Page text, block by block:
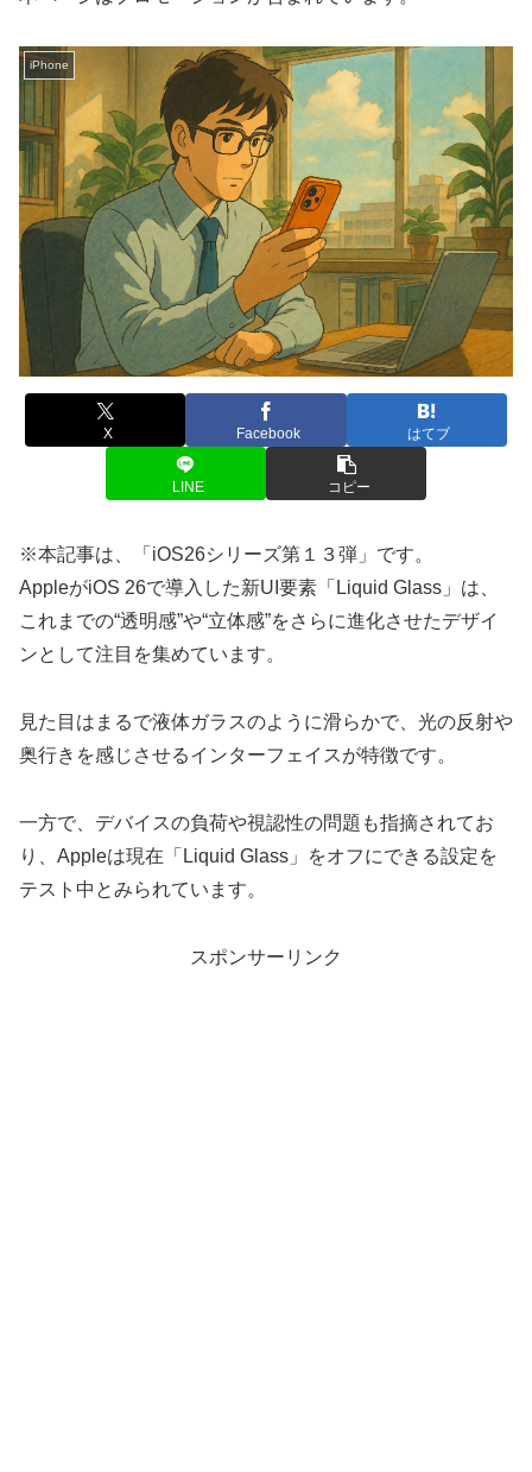
iPhone
X Facebook はてブ
LINE コピー
※本記事は、「iOS26シリーズ第１３弾」です。
AppleがiOS 26で導入した新UI要素「Liquid Glass」は、
これまでの“透明感”や“立体感”をさらに進化させたデザイ
ンとして注目を集めています。
見た目はまるで液体ガラスのように滑らかで、光の反射や
奥行きを感じさせるインターフェイスが特徴です。
一方で、デバイスの負荷や視認性の問題も指摘されてお
り、Appleは現在「Liquid Glass」をオフにできる設定を
テスト中とみられています。
スポンサーリンク